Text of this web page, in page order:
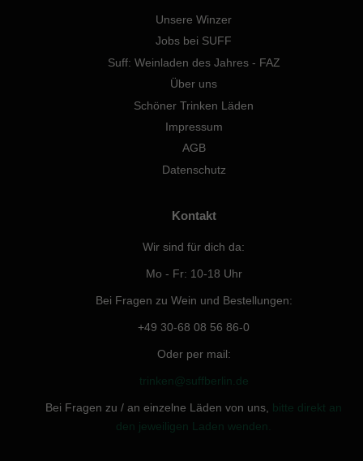
Unsere Winzer
Jobs bei SUFF
Suff: Weinladen des Jahres - FAZ
Über uns
Schöner Trinken Läden
Impressum
AGB
Datenschutz
Kontakt
Wir sind für dich da:
Mo - Fr: 10-18 Uhr
Bei Fragen zu Wein und Bestellungen:
+49 30-68 08 56 86-0
Oder per mail:
trinken@suffberlin.de
Bei Fragen zu / an einzelne Läden von uns, bitte direkt an
den jeweiligen Laden wenden.